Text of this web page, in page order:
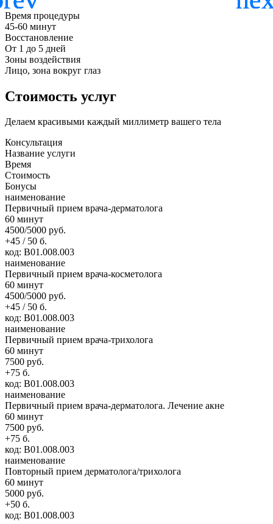
Время процедуры
45-60 минут
Восстановление
От 1 до 5 дней
Зоны воздействия
Лицо, зона вокруг глаз
Стоимость услуг
Делаем красивыми каждый миллиметр вашего тела
Консультация
Название услуги
Время
Стоимость
Бонусы
наименование
Первичный прием врача-дерматолога
60 минут
4500/5000 руб.
+45 / 50 б.
код: В01.008.003
наименование
Первичный прием врача-косметолога
60 минут
4500/5000 руб.
+45 / 50 б.
код: В01.008.003
наименование
Первичный прием врача-трихолога
60 минут
7500 руб.
+75 б.
код: В01.008.003
наименование
Первичный прием врача-дерматолога. Лечение акне
60 минут
7500 руб.
+75 б.
код: В01.008.003
наименование
Повторный прием дерматолога/трихолога
60 минут
5000 руб.
+50 б.
код: В01.008.003